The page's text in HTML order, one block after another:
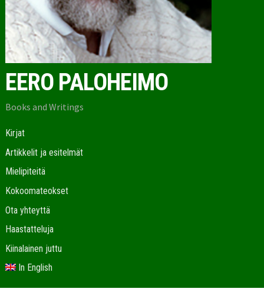
EERO PALOHEIMO
Books and Writings
Kirjat
Artikkelit ja esitelmät
Mielipiteitä
Kokoomateokset
Ota yhteyttä
Haastatteluja
Kiinalainen juttu
In English